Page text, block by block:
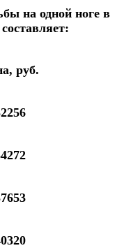
на одной ноге в
руб.